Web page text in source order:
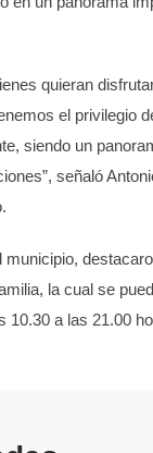
quieran
el privilegio
siendo un
señaló
la cual se
10.30 a las 21.00